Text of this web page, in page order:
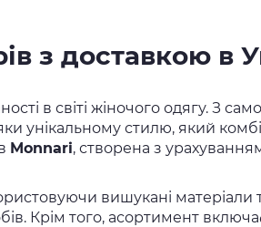
з доставкою в
в світі жіночого одягу. З
унікальному стилю, який
Monnari, створена з
вишукані матеріали
Крім того, асортимент